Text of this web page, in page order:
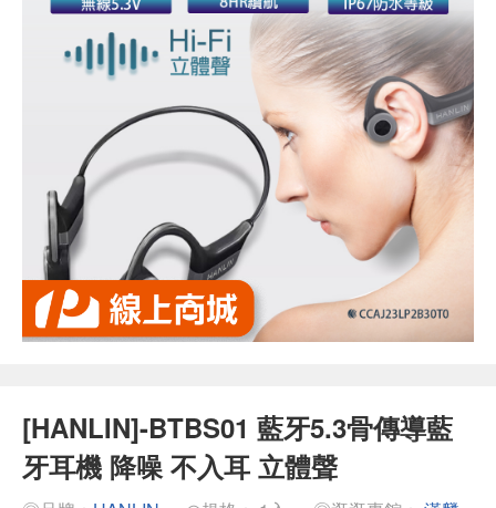
[HANLIN]-BTBS01 藍牙5.3骨傳導藍
牙耳機 降噪 不入耳 立體聲